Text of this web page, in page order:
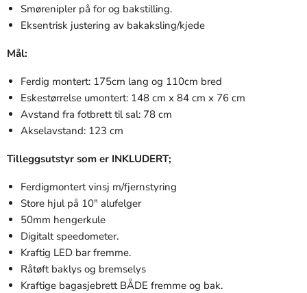
Smørenipler på for og bakstilling.
Eksentrisk justering av bakaksling/kjede
Mål:
Ferdig montert: 175cm lang og 110cm bred
Eskestørrelse umontert: 148 cm x 84 cm x 76 cm
Avstand fra fotbrett til sal: 78 cm
Akselavstand: 123 cm
Tilleggsutstyr som er INKLUDERT;
Ferdigmontert vinsj m/fjernstyring
Store hjul på 10" alufelger
50mm hengerkule
Digitalt speedometer.
Kraftig LED bar fremme.
Råtøft baklys og bremselys
Kraftige bagasjebrett BÅDE fremme og bak.